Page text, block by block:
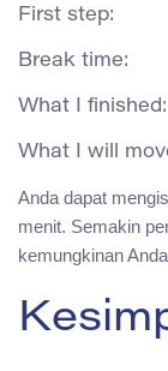
First step:
Break time:
What I finished:
Anda dapat
menit. Semakin
kemungkinan